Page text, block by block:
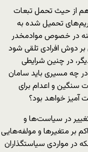
هم از حیث تحمل تبعات
تحمیل شده به
در خصوص موادمخدر
بر دوش افرادی تلقی شود
در چنین شرایطی
در چه مسیری باید سامان
سنگین و اعدام برای
خواهد بود؟
در سیاست‌ها و
بر متغیرها و مولفه‌هایی
در مواردی سیاستگذاران